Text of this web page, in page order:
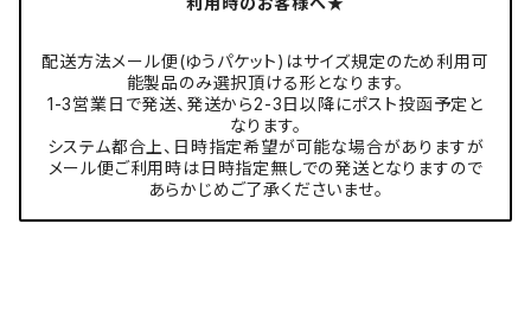
配送方法メール便(ゆうパケット)はサイズ規定のため利用可
能製品のみ選択頂ける形となります。
1-3営業日で発送、発送から2-3日以降にポスト投函予定と
なります。
システム都合上、日時指定希望が可能な場合がありますが
メール便ご利用時は日時指定無しでの発送となりますので
あらかじめご了承くださいませ。